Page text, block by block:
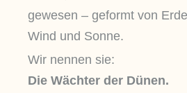
gewesen – geformt von
Wind und Sonne.
Wir nennen sie:
Die Wächter der Dünen.